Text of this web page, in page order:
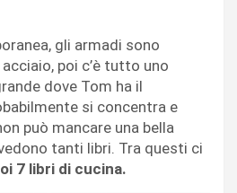
gli armadi sono
poi c’è tutto uno
dove Tom ha il
si concentra e
può mancare una bella
tanti libri. Tra questi ci
7 libri di cucina.